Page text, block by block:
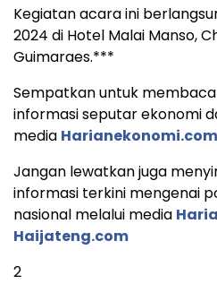
Kegiatan acara ini
2024 di Hotel Malai Manso,
Guimaraes.***
Sempatkan untuk
informasi seputar ekonomi
media Harianekonomi.com
Jangan lewatkan juga
informasi terkini mengenai
nasional melalui media
Haijateng.com
2